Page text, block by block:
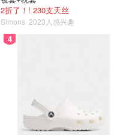
2折了！! 230支天丝
Simons 2023人感兴趣
4